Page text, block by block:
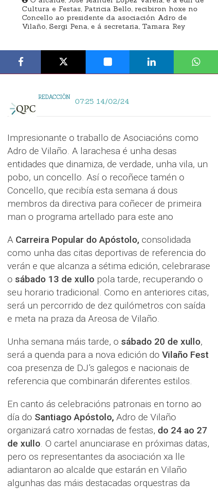
Cultura e Festas, Patricia Bello, recibiron hoxe no
Concello ao presidente da asociación Adro de
Vilaño, Sergi Pena, e á secretaria, Tamara Rey
REDACCIÓN 07:25 14/02/24
Impresionante o traballo de Asociacións como
Adro de Vilaño. A larachesa é unha desas
entidades que dinamiza, de verdade, unha vila, un
pobo, un concello. Así o recoñece tamén o
Concello, que recibía esta semana á dous
membros da directiva para coñecer de primeira
man o programa artellado para este ano
A Carreira Popular do Apóstolo, consolidada
como unha das citas deportivas de referencia do
verán e que alcanza a sétima edición, celebrarase
o sábado 13 de xullo pola tarde, recuperando o
seu horario tradicional. Como en anteriores citas,
será un percorrido de dez quilómetros con saída
e meta na praza da Areosa de Vilaño.
Unha semana máis tarde, o sábado 20 de xullo,
será a quenda para a nova edición do Vilaño Fest
coa presenza de DJ’s galegos e nacionais de
referencia que combinarán diferentes estilos.
En canto ás celebracións patronais en torno ao
día do Santiago Apóstolo, Adro de Vilaño
organizará catro xornadas de festas, do 24 ao 27
de xullo . O cartel anunciarase en próximas datas,
pero os representantes da asociación xa lle
adiantaron ao alcalde que estarán en Vilaño
algunhas das máis destacadas orquestras da